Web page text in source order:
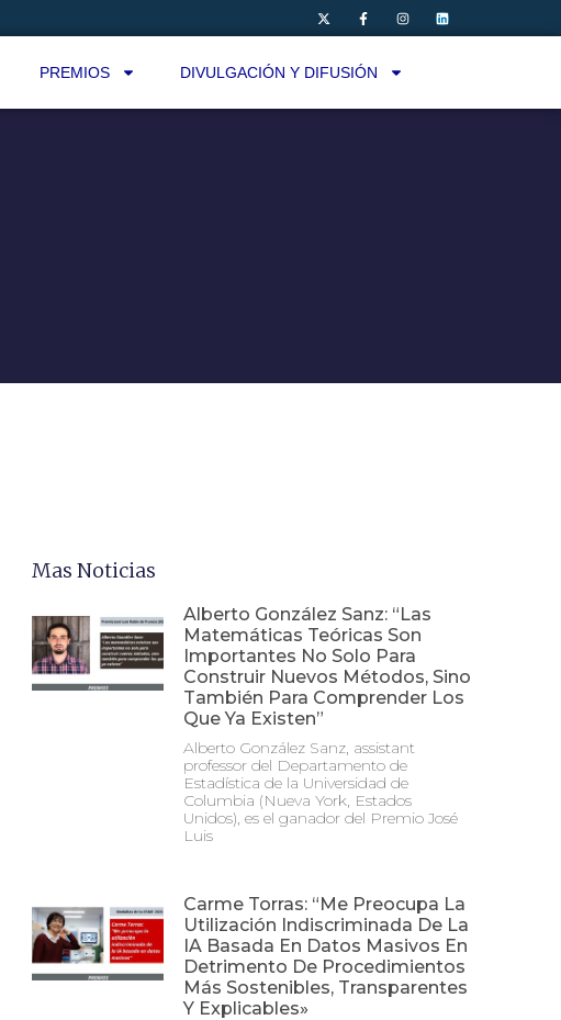
PREMIOS DIVULGACIÓN Y DIFUSIÓN
Mas Noticias
Alberto González Sanz: “Las
Matemáticas Teóricas Son
Importantes No Solo Para
Construir Nuevos Métodos, Sino
También Para Comprender Los
Que Ya Existen”
Alberto González Sanz, assistant
professor del Departamento de
Estadística de la Universidad de
Columbia (Nueva York, Estados
Unidos), es el ganador del Premio José
Luis
Carme Torras: “Me Preocupa La
Utilización Indiscriminada De La
IA Basada En Datos Masivos En
Detrimento De Procedimientos
Más Sostenibles, Transparentes
Y Explicables»